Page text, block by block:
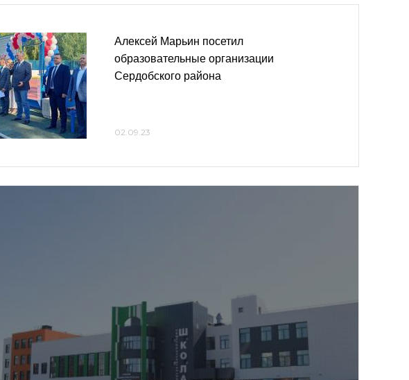
Алексей Марьин посетил
образовательные организации
Сердобского района
02.09.23